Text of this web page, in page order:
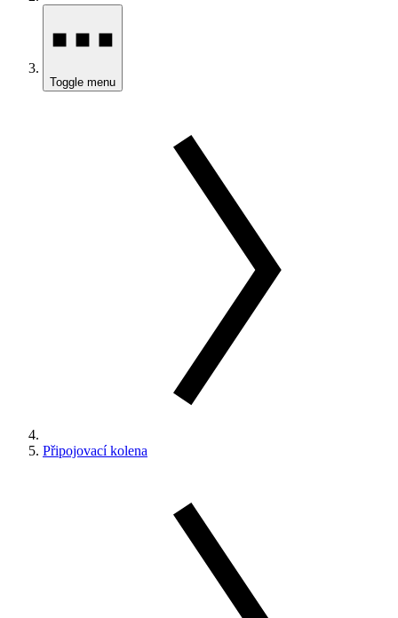
Toggle menu
Připojovací kolena